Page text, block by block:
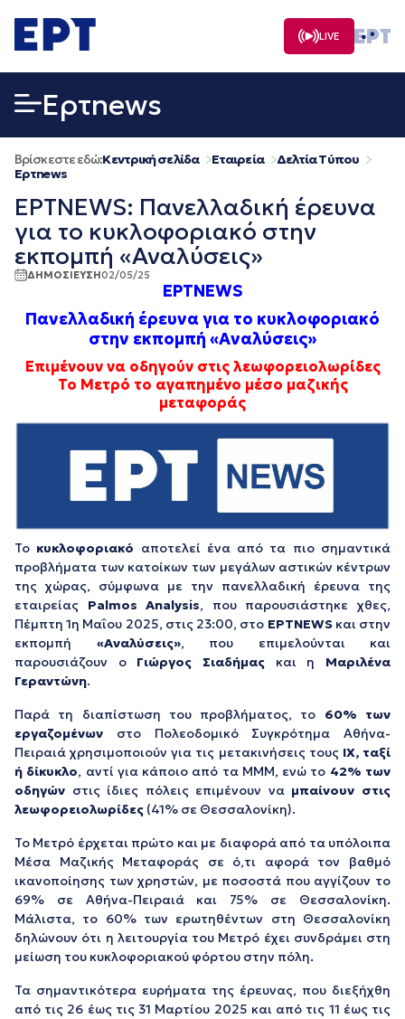
σε
περιεχόμενο
LIVE
Eρτnews
Βρίσκεστε εδώ:Κεντρική σελίδα Εταιρεία
Δελτία Τύπου
Eρτnews
ΕΡΤNEWS: Πανελλαδική έρευνα
για το κυκλοφοριακό στην
εκπομπή «Αναλύσεις»
ΔΗΜΟΣΙΕΥΣΗ02/05/25
ΕΡΤNEWS
Πανελλαδική έρευνα για το κυκλοφοριακό
στην εκπομπή «Αναλύσεις»
Επιμένουν να οδηγούν στις λεωφορειολωρίδες
Το Μετρό το αγαπημένο μέσο μαζικής
μεταφοράς
Το κυκλοφοριακό αποτελεί ένα από τα πιο σημαντικά
προβλήματα των κατοίκων των μεγάλων αστικών κέντρων
της χώρας, σύμφωνα με την πανελλαδική έρευνα της
εταιρείας Palmos Analysis, που παρουσιάστηκε χθες,
Πέμπτη 1η Μαΐου 2025, στις 23:00, στο ΕΡΤNEWSκαι στην
εκπομπή «Αναλύσεις», που επιμελούνται και
παρουσιάζουν ο Γιώργος Σιαδήμας και η Μαριλένα
Γεραντώνη.
Παρά τη διαπίστωση του προβλήματος, το 60% των
εργαζομένων στο Πολεοδομικό Συγκρότημα Αθήνα-
Πειραιά χρησιμοποιούν για τις μετακινήσεις τους ΙΧ, ταξί
ή δίκυκλο, αντί για κάποιο από τα ΜΜΜ, ενώ το 42% των
οδηγών στις ίδιες πόλεις επιμένουν να μπαίνουν στις
λεωφορειολωρίδες (41% σε Θεσσαλονίκη).
Το Μετρό έρχεται πρώτο και με διαφορά από τα υπόλοιπα
Μέσα Μαζικής Μεταφοράς σε ό,τι αφορά τον βαθμό
ικανοποίησης των χρηστών, με ποσοστά που αγγίζουν το
69% σε Αθήνα-Πειραιά και 75% σε Θεσσαλονίκη.
Μάλιστα, το 60% των ερωτηθέντων στη Θεσσαλονίκη
δηλώνουν ότι η λειτουργία του Μετρό έχει συνδράμει στη
μείωση του κυκλοφοριακού φόρτου στην πόλη.
Τα σημαντικότερα ευρήματα της έρευνας, που διεξήχθη
από τις 26 έως τις 31 Μαρτίου 2025 και από τις 11 έως τις